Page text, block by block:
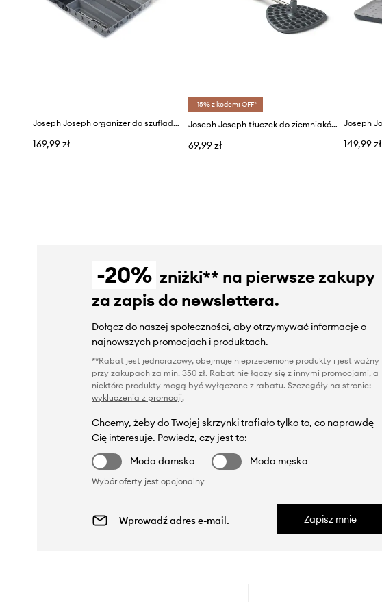
Joseph Joseph organizer do szuflady z tworzywa sztucznego
169,99 zł
-15% z kodem: OFF*
Joseph Joseph tłuczek do ziemniaków Delta
69,99 zł 149,99 zł
-20% zniżki** na pierwsze zakupy
za zapis do newslettera.
Dołącz do naszej społeczności, aby otrzymywać informacje o
najnowszych promocjach i produktach.
**Rabat jest jednorazowy, obejmuje nieprzecenione produkty i jest ważny
przy zakupach za min. 350 zł. Rabat nie łączy się z innymi promocjami, a
niektóre produkty mogą być wyłączone z rabatu. Szczegóły na stronie:
wykluczenia z promocji.
Chcemy, żeby do Twojej skrzynki trafiało tylko to, co naprawdę
Cię interesuje. Powiedz, czy jest to:
Moda damska
Moda męska
Wybór oferty jest opcjonalny
Zapisz mnie